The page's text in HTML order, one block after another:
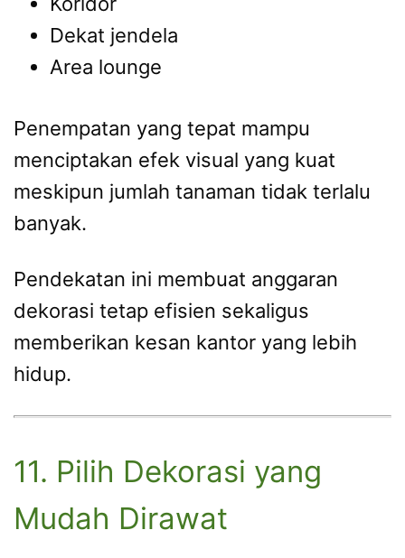
Dekat jendela
Area lounge
Penempatan yang tepat mampu
menciptakan efek visual yang kuat
meskipun jumlah tanaman tidak terlalu
banyak.
Pendekatan ini membuat anggaran
dekorasi tetap efisien sekaligus
memberikan kesan kantor yang lebih
hidup.
11. Pilih Dekorasi yang
Mudah Dirawat